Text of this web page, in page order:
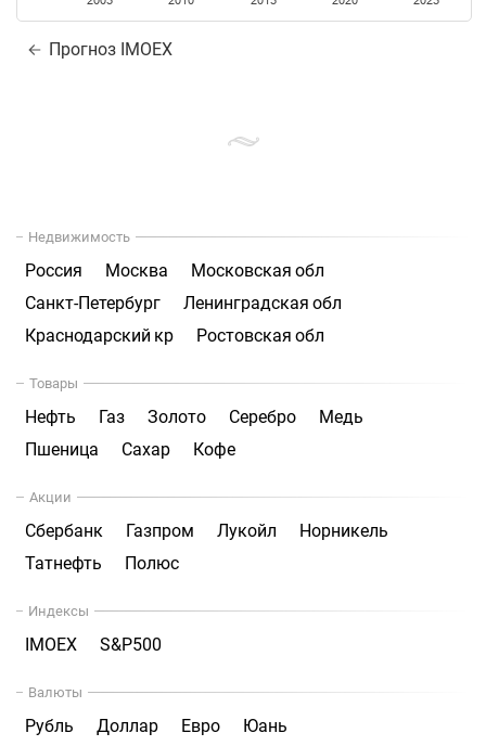
Прогноз IMOEX
Недвижимость
Россия Москва
Московская обл
Санкт-Петербург
Ленинградская обл
Краснодарский кр
Ростовская обл
Товары
Нефть Газ Золото Серебро
Медь
Пшеница
Сахар Кофе
Акции
Сбербанк Газпром Лукойл
Норникель
Татнефть
Полюс
Индексы
IMOEX S&P500
Валюты
Рубль Доллар Евро Юань